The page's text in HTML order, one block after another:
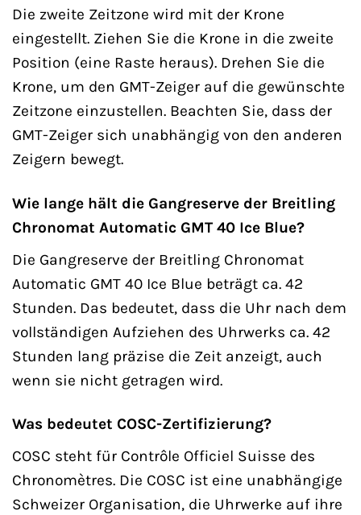
Die zweite Zeitzone wird mit der Krone
eingestellt. Ziehen Sie die Krone in die zweite
Position (eine Raste heraus). Drehen Sie die
Krone, um den GMT-Zeiger auf die gewünschte
Zeitzone einzustellen. Beachten Sie, dass der
GMT-Zeiger sich unabhängig von den anderen
Zeigern bewegt.
Wie lange hält die Gangreserve der Breitling
Chronomat Automatic GMT 40 Ice Blue?
Die Gangreserve der Breitling Chronomat
Automatic GMT 40 Ice Blue beträgt ca. 42
Stunden. Das bedeutet, dass die Uhr nach dem
vollständigen Aufziehen des Uhrwerks ca. 42
Stunden lang präzise die Zeit anzeigt, auch
wenn sie nicht getragen wird.
Was bedeutet COSC-Zertifizierung?
COSC steht für Contrôle Officiel Suisse des
Chronomètres. Die COSC ist eine unabhängige
Schweizer Organisation, die Uhrwerke auf ihre